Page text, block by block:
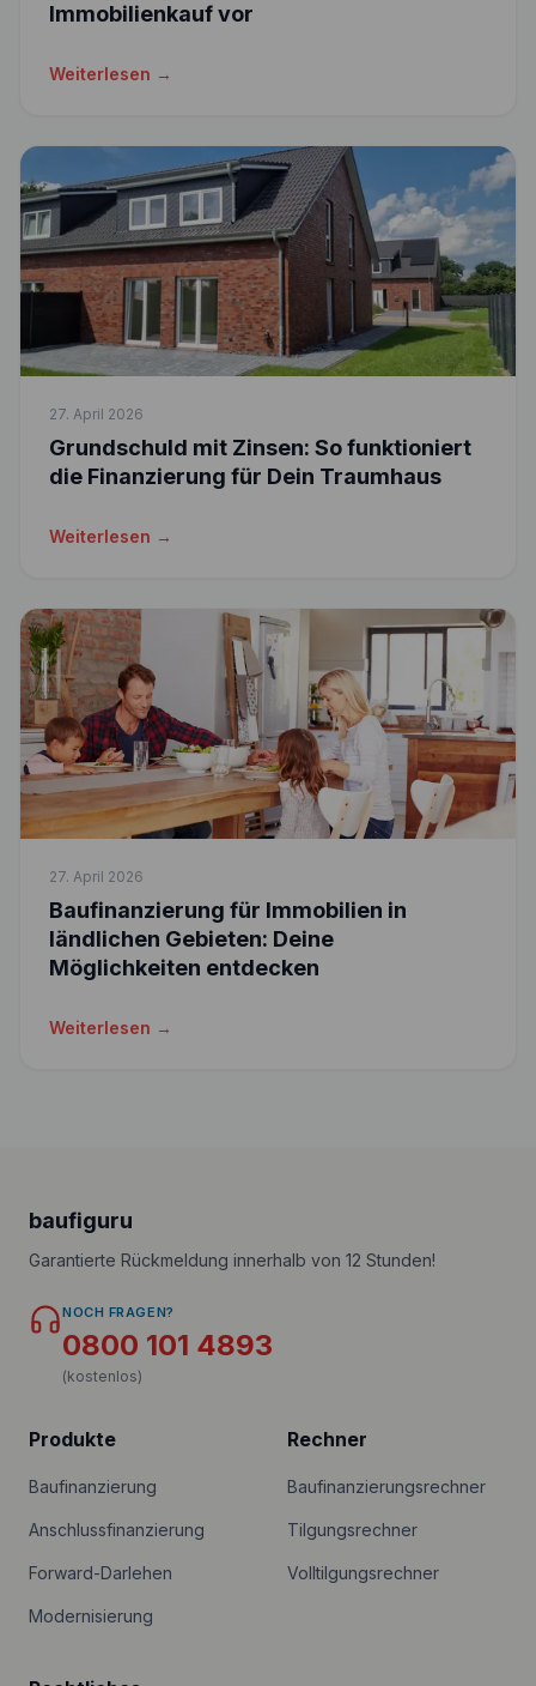
Immobilienkauf vor
Weiterlesen →
27. April 2026
Grundschuld mit Zinsen: So funktioniert
die Finanzierung für Dein Traumhaus
Weiterlesen →
27. April 2026
Baufinanzierung für Immobilien in
ländlichen Gebieten: Deine
Möglichkeiten entdecken
Weiterlesen →
baufiguru
Garantierte Rückmeldung innerhalb von 12 Stunden!
NOCH FRAGEN?
0800 101 4893
(kostenlos)
Produkte
Baufinanzierung
Anschlussfinanzierung
Forward-Darlehen
Modernisierung
Rechner
Baufinanzierungsrechner
Tilgungsrechner
Volltilgungsrechner